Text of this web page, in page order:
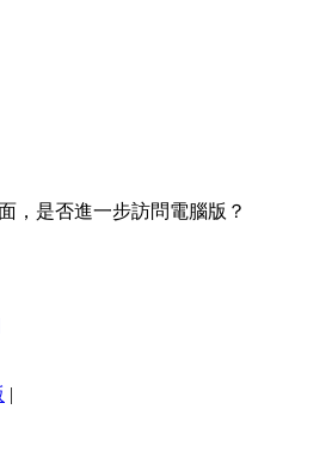
，是否進一步訪問電腦版？
|